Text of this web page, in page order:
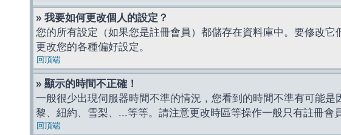
» 我要如何更改個人的設定？
您的所有設定（如果您是註冊會員）都儲存在資料庫中。要修改它
更改您的各種偏好設定。
回頂端
» 顯示的時間不正確！
一般很少出現伺服器時間不準的情況，您看到的時間不準有可能
黎、紐約、雪梨、...等等。請注意更改時區等操作一般只有註冊會
回頂端